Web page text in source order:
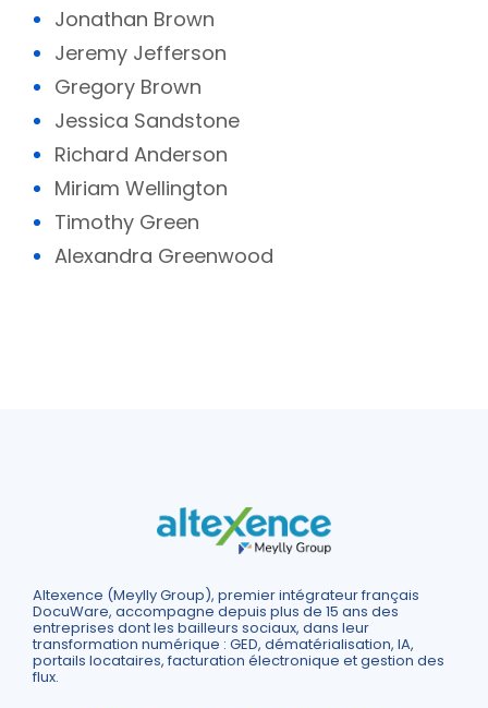
Jonathan Brown
Jeremy Jefferson
Gregory Brown
Jessica Sandstone
Richard Anderson
Miriam Wellington
Timothy Green
Alexandra Greenwood
Altexence (Meylly Group), premier intégrateur français
DocuWare, accompagne depuis plus de 15 ans des
entreprises dont les bailleurs sociaux, dans leur
transformation numérique : GED, dématérialisation, IA,
portails locataires, facturation électronique et gestion des
flux.